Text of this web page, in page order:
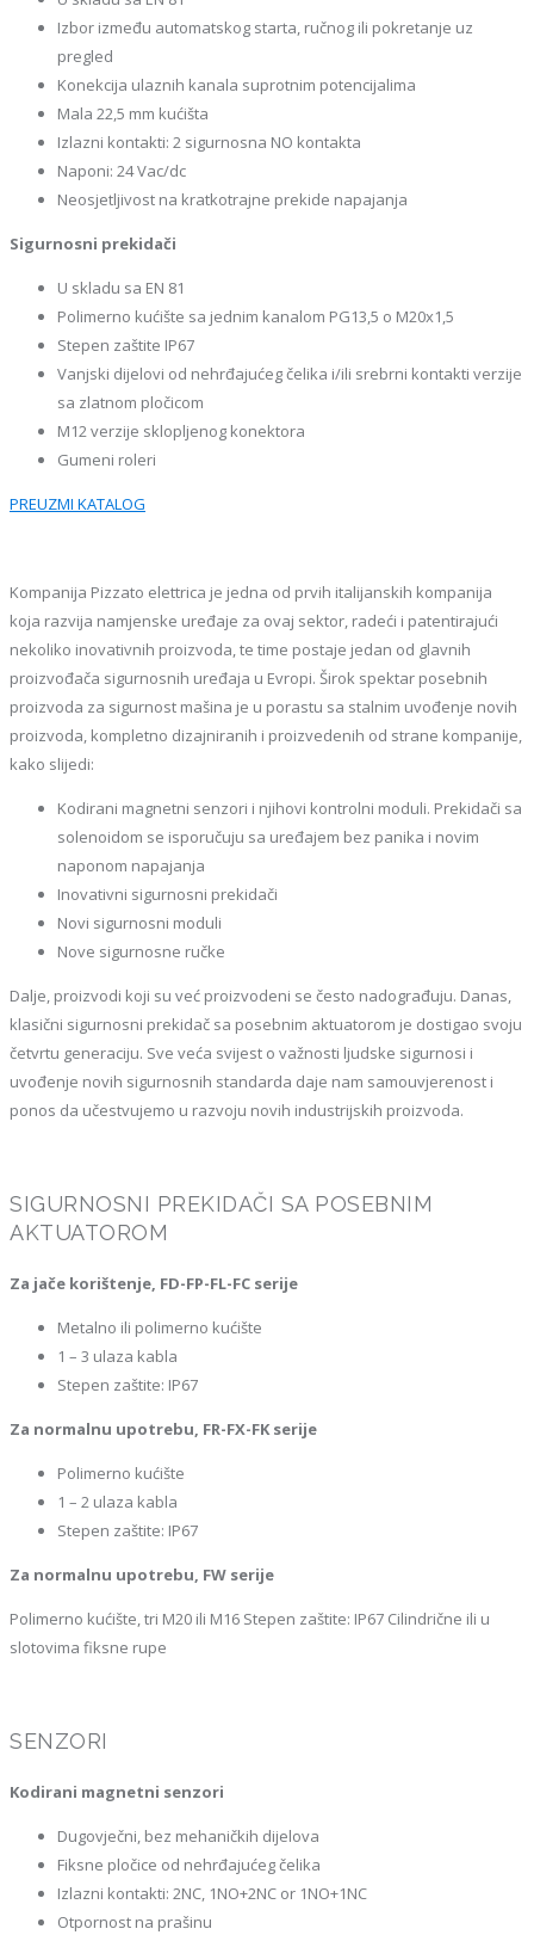
Izbor između automatskog starta, ručnog ili pokretanje uz
pregled
Konekcija ulaznih kanala suprotnim potencijalima
Mala 22,5 mm kućišta
Izlazni kontakti: 2 sigurnosna NO kontakta
Naponi: 24 Vac/dc
Neosjetljivost na kratkotrajne prekide napajanja
Sigurnosni prekidači
U skladu sa EN 81
Polimerno kućište sa jednim kanalom PG13,5 o M20x1,5
Stepen zaštite IP67
Vanjski dijelovi od nehrđajućeg čelika i/ili srebrni kontakti verzije
sa zlatnom pločicom
M12 verzije sklopljenog konektora
Gumeni roleri
PREUZMI KATALOG
Kompanija Pizzato elettrica je jedna od prvih italijanskih kompanija
koja razvija namjenske uređaje za ovaj sektor, radeći i patentirajući
nekoliko inovativnih proizvoda, te time postaje jedan od glavnih
proizvođača sigurnosnih uređaja u Evropi. Širok spektar posebnih
proizvoda za sigurnost mašina je u porastu sa stalnim uvođenje novih
proizvoda, kompletno dizajniranih i proizvedenih od strane kompanije,
kako slijedi:
Kodirani magnetni senzori i njihovi kontrolni moduli. Prekidači sa
solenoidom se isporučuju sa uređajem bez panika i novim
naponom napajanja
Inovativni sigurnosni prekidači
Novi sigurnosni moduli
Nove sigurnosne ručke
Dalje, proizvodi koji su već proizvodeni se često nadograđuju. Danas,
klasični sigurnosni prekidač sa posebnim aktuatorom je dostigao svoju
četvrtu generaciju. Sve veća svijest o važnosti ljudske sigurnosi i
uvođenje novih sigurnosnih standarda daje nam samouvjerenost i
ponos da učestvujemo u razvoju novih industrijskih proizvoda.
SIGURNOSNI PREKIDAČI SA POSEBNIM
AKTUATOROM
Za jače korištenje, FD-FP-FL-FC serije
Metalno ili polimerno kućište
1 – 3 ulaza kabla
Stepen zaštite: IP67
Za normalnu upotrebu, FR-FX-FK serije
Polimerno kućište
1 – 2 ulaza kabla
Stepen zaštite: IP67
Za normalnu upotrebu, FW serije
Polimerno kućište, tri M20 ili M16 Stepen zaštite: IP67 Cilindrične ili u
slotovima fiksne rupe
SENZORI
Kodirani magnetni senzori
Dugovječni, bez mehaničkih dijelova
Fiksne pločice od nehrđajućeg čelika
Izlazni kontakti: 2NC, 1NO+2NC or 1NO+1NC
Otpornost na prašinu